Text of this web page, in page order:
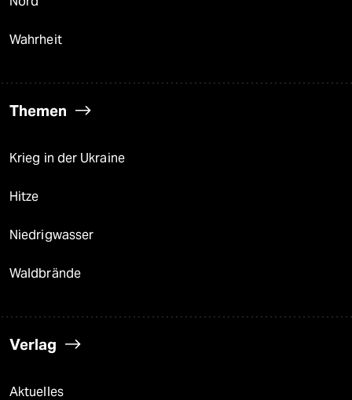
Wahrheit
Themen
Krieg in der Ukraine
Hitze
Niedrigwasser
Waldbrände
Verlag
Aktuelles